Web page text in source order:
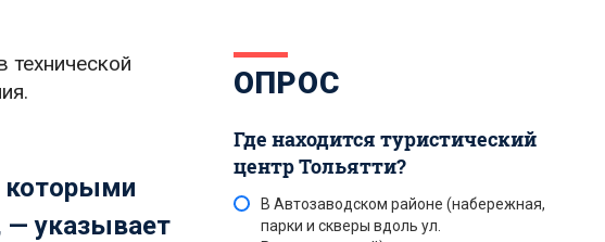
технической
которыми
— указывает
ОПРОС
Где находится туристический
центр Тольятти?
В Автозаводском районе (набережная,
парки и скверы вдоль ул.